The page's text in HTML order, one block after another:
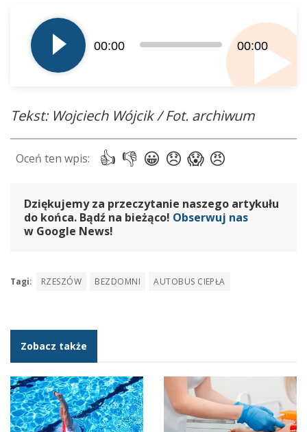
plików
dźwiękowych
00:00 00:00
Tekst: Wojciech Wójcik / Fot. archiwum
Dziękujemy za przeczytanie naszego artykułu
do końca. Bądź na bieżąco! Obserwuj nas
w Google News!
Tagi: RZESZÓW BEZDOMNI AUTOBUS CIEPŁA
Zobacz także